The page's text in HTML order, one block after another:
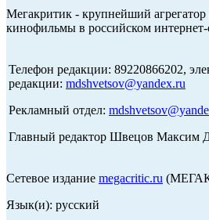
Мегакритик - крупнейший агрегатор
кинофильмы в российском интернет-
Телефон редакции: 89220866202,
редакции: mdshvetsov@yandex.ru
Рекламный отдел:
Главный редактор Швецов Максим
Сетевое издание megacritic.ru
Язык(и): русский